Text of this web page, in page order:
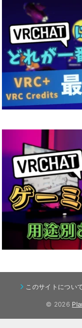
このサイトについ
© 2026